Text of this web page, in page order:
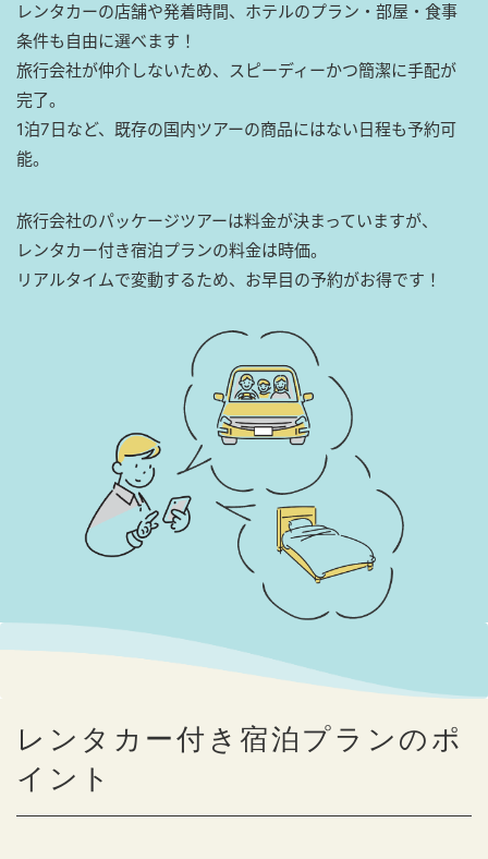
レンタカーの店舗や発着時間、ホテルのプラン・部屋・食事
条件も自由に選べます！
旅行会社が仲介しないため、スピーディーかつ簡潔に手配が
完了。
1泊7日など、既存の国内ツアーの商品にはない日程も予約可
能。
旅行会社のパッケージツアーは料金が決まっていますが、
レンタカー付き宿泊プランの料金は時価。
リアルタイムで変動するため、お早目の予約がお得です！
レンタカー付き宿泊プランのポ
イント